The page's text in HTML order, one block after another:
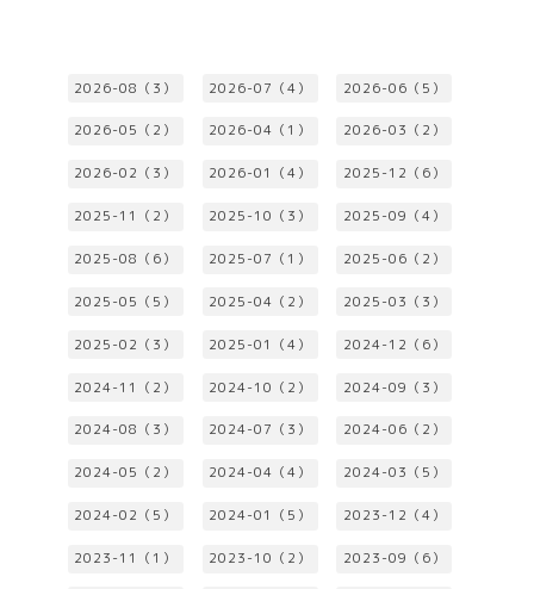
2026-08（3） 2026-07（4） 2026-06（5）
2026-05（2） 2026-04（1） 2026-03（2）
2026-02（3） 2026-01（4） 2025-12（6）
2025-11（2） 2025-10（3） 2025-09（4）
2025-08（6） 2025-07（1） 2025-06（2）
2025-05（5） 2025-04（2） 2025-03（3）
2025-02（3） 2025-01（4） 2024-12（6）
2024-11（2） 2024-10（2） 2024-09（3）
2024-08（3） 2024-07（3） 2024-06（2）
2024-05（2） 2024-04（4） 2024-03（5）
2024-02（5） 2024-01（5） 2023-12（4）
2023-11（1） 2023-10（2） 2023-09（6）